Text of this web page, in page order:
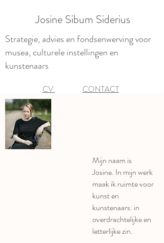
Josine Sibum Siderius
Strategie, advies en fondsenwerving voor
musea, culturele instellingen en
kunstenaars
CV CONTACT
Mijn naam is
Josine. In mijn werk
maak ik ruimte voor
kunst en
kunstenaars: in
overdrachtelijke en
letterlijke zin.